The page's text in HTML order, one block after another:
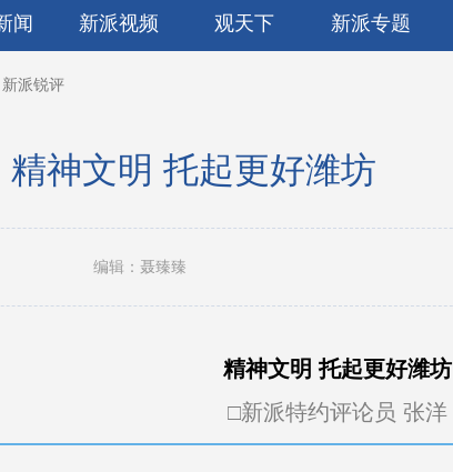
闻 新派视频 观天下 新派专题
新派锐评
精神文明 托起更好潍坊
编辑：聂臻臻
精神文明 托起更好潍坊
□新派特约评论员 张洋